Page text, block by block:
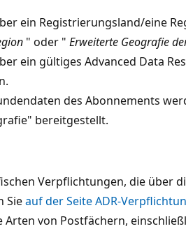
ein Registrierungsland/eine
" oder " Erweiterte Geografie
ein gültiges Advanced Data
des Abonnements
bereitgestellt.
Verpflichtungen, die über
Sieauf der Seite ADR-
von Postfächern,